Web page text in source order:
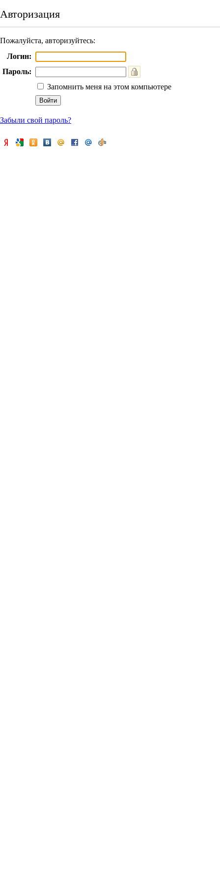
Авторизация
Пожалуйста, авторизуйтесь:
Логин:
Пароль:
Запомнить меня на этом компьютере
Забыли свой пароль?